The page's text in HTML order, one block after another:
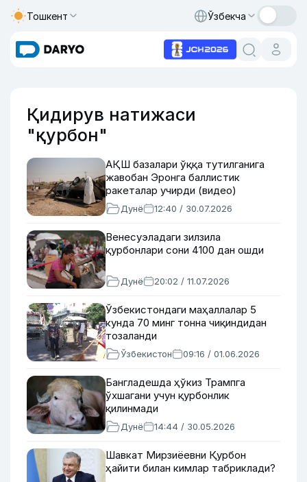
Тошкент Ўзбекча
Қидирув натижаси
"қурбон"
АҚШ базалари ўққа тутилганига
жавобан Эронга баллистик
ракеталар учирди (видео)
Дунё 12:40 / 30.07.2026
Венесуэладаги зилзила
қурбонлари сони 4100 дан ошди
Дунё 20:02 / 11.07.2026
Ўзбекистондаги маҳаллалар 5
кунда 70 минг тонна чиқиндидан
тозаланди
Ўзбекистон 09:16 / 01.06.2026
Бангладешда ҳўкиз Трампга
ўхшагани учун қурбонлик
қилинмади
Дунё 14:44 / 30.05.2026
Шавкат Мирзиёевни Қурбон
ҳайити билан кимлар табриклади?